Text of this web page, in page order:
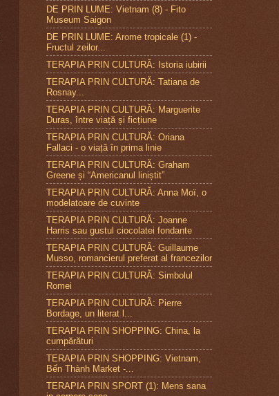
DE PRIN LUME: Vietnam (8) - Fito
Museum Saigon
DE PRIN LUME: Arome tropicale (1) -
Fructul zeilor...
TERAPIA PRIN CULTURĂ: Istoria iubirii
TERAPIA PRIN CULTURĂ: Tatiana de
Rosnay...
TERAPIA PRIN CULTURĂ: Marguerite
Duras, între viață și ficțiune
TERAPIA PRIN CULTURĂ: Oriana
Fallaci - o viață în prima linie
TERAPIA PRIN CULTURĂ: Graham
Greene și “Americanul liniștit”
TERAPIA PRIN CULTURĂ: Anna Moï, o
modelatoare de cuvinte
TERAPIA PRIN CULTURĂ: Joanne
Harris sau gustul ciocolatei fondante
TERAPIA PRIN CULTURÃ: Guillaume
Musso, romancierul preferat al francezilor
TERAPIA PRIN CULTURÃ: Simbolul
Romei
TERAPIA PRIN CULTURÃ: Pierre
Bordage, un literat l...
TERAPIA PRIN SHOPPING: China, la
cumpărături
TERAPIA PRIN SHOPPING: Vietnam,
Bến Thành Market -...
TERAPIA PRIN SPORT (1): Mens sana